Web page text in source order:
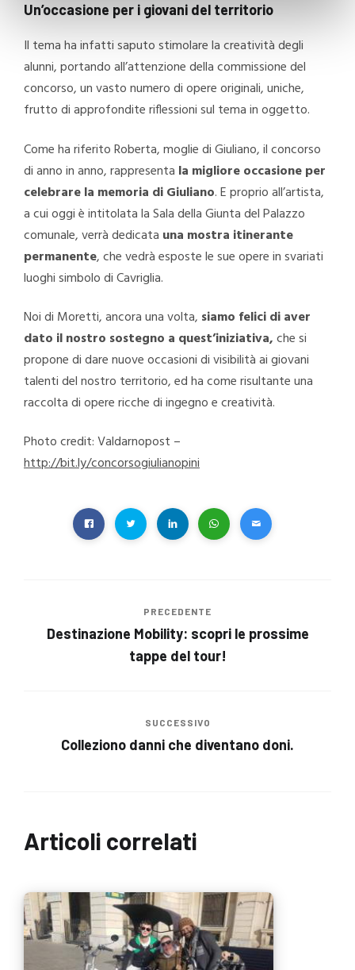
Un’occasione per i giovani del territorio
Il tema ha infatti saputo stimolare la creatività degli
alunni, portando all’attenzione della commissione del
concorso, un vasto numero di opere originali, uniche,
frutto di approfondite riflessioni sul tema in oggetto.
Come ha riferito Roberta, moglie di Giuliano, il concorso
di anno in anno, rappresenta la migliore occasione per
celebrare la memoria di Giuliano. E proprio all’artista,
a cui oggi è intitolata la Sala della Giunta del Palazzo
comunale, verrà dedicata una mostra itinerante
permanente, che vedrà esposte le sue opere in svariati
luoghi simbolo di Cavriglia.
Noi di Moretti, ancora una volta, siamo felici di aver
dato il nostro sostegno a quest’iniziativa,che si
propone di dare nuove occasioni di visibilità ai giovani
talenti del nostro territorio, ed ha come risultante una
raccolta di opere ricche di ingegno e creatività.
Photo credit: Valdarnopost –
http://bit.ly/concorsogiulianopini
PRECEDENTE
Destinazione Mobility: scopri le prossime
tappe del tour!
SUCCESSIVO
Colleziono danni che diventano doni.
Articoli correlati